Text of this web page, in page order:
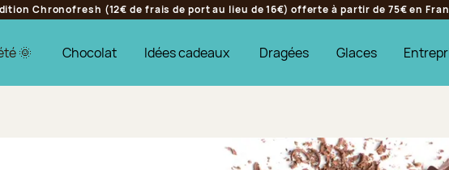
Chronofresh (12€ de frais de port au lieu de 16€) offerte à partir de 75€ en
🌞 Chocolat Idées cadeaux Dragées Glaces